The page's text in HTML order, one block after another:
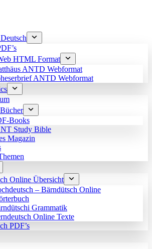
HTML Format
ANTD Webformat
ANTD Webformat
Books
Study Bible
Magazin
Online Übersicht
– Bärndütsch Online
Grammatik
Online Texte
PDF’s